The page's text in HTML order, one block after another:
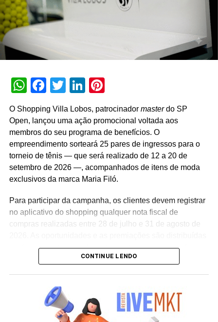
A promoção abrange todas as linhas de produtos da
marca em todo o território nacional. Para concorrer aos
comprovantes fiscais pelo site oficial ou via WhatsApp.
reveladas no momento do cadastro do produto, além da
distribuição de R$ 10 mil toda semana e o sorteio final de
fosse muito mais do que um incentivo de compra. Ela
precisava reforçar os atributos da marca, gerar conversa e
manter o Café Evolutto presente na rotina das pessoas. A
combinação entre mecânica simples, premiações
atrativas, comunicação integrada e a chegada do Edu
Guedes nos permite manter a marca presente na rotina
do consumidor durante todo o período da campanha”,
Cooxupé.
WhatsApp
Facebook
TwitterLinkedIn
Pinterest
O Shopping Villa Lobos, patrocinador masterdo SP
Open, lançou uma ação promocional voltada aos
membros do seu programa de benefícios. O
empreendimento sorteará 25 pares de ingressos para o
torneio de tênis — que será realizado de 12 a 20 de
setembro de 2026 —, acompanhados de itens de moda
exclusivos da marca Maria Filó.
Para participar da campanha, os clientes devem registrar
no aplicativo do shopping qualquer nota fiscal de
compras realizadas entre 28 de julho e 31 de agosto de
conforme a categoria do participante no programa de
de setembro de 2026. Após a divulgação do resultado
oficial, os vencedores terão até o dia 16 de setembro para
realizar a retirada presencial dos ingressos e brindes no
CONTINUE LENDO